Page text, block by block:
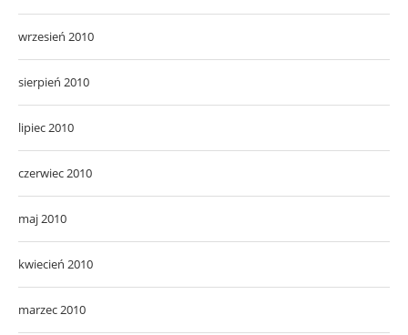
wrzesień 2010
sierpień 2010
lipiec 2010
czerwiec 2010
maj 2010
kwiecień 2010
marzec 2010